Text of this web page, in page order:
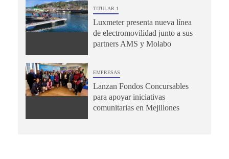
TITULAR 1
Luxmeter presenta nueva línea
de electromovilidad junto a sus
partners AMS y Molabo
EMPRESAS
Lanzan Fondos Concursables
para apoyar iniciativas
comunitarias en Mejillones